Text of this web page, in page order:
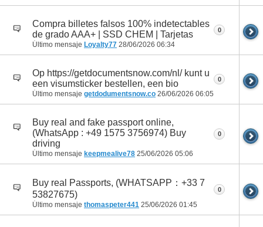
Compra billetes falsos 100% indetectables
de grado AAA+ | SSD CHEM | Tarjetas
Último mensaje Loyalty77 28/06/2026 06:34
0
Op https://getdocumentsnow.com/nl/ kunt u
een visumsticker bestellen, een bio
Último mensaje getdodumentsnow.co 26/06/2026 06:05
0
Buy real and fake passport online,
(WhatsApp : +49 1575 3756974) Buy
driving
Último mensaje keepmealive78 25/06/2026 05:06
0
Buy real Passports, (WHATSAPP：+33 7
53827675)
Último mensaje thomaspeter441 25/06/2026 01:45
0